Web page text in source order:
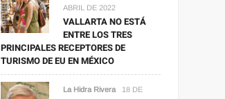
ABRIL DE 2022
VALLARTA NO ESTÁ
ENTRE LOS TRES
PRINCIPALES RECEPTORES DE
TURISMO DE EU EN MÉXICO
La Hidra Rivera
18 DE